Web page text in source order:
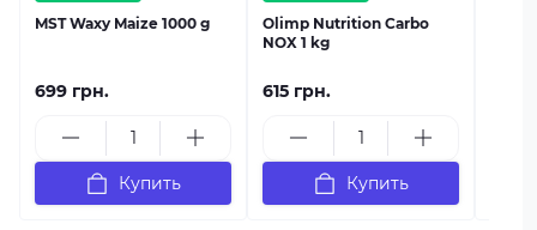
MST Waxy Maize 1000 g
699 грн.
Купить
Olimp Nutrition Carbo
NOX 1 kg
615 грн.
Купить